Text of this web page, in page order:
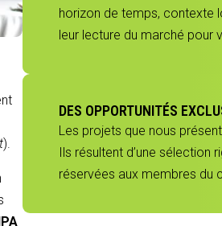
).
horizon de temps, contexte
leur lecture du marché pour
DES OPPORTUNITÉS
Les projets que nous
Ils résultent d’une sélection
réservées aux membres du